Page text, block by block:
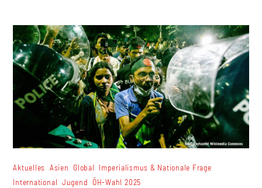
Aktuelles Asien Global Imperialismus & Nationale Frage
International Jugend ÖH-Wahl 2025